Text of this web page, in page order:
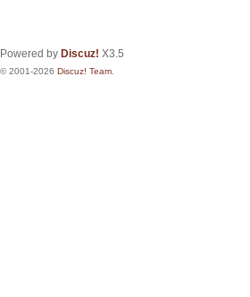
Powered by Discuz! X3.5
© 2001-2026 Discuz! Team